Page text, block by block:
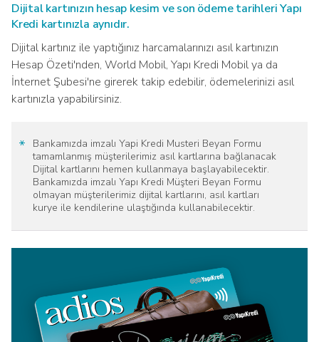
Dijital kartınızın hesap kesim ve son ödeme tarihleri Yapı
Kredi kartınızla aynıdır.
Dijital kartınız ile yaptığınız harcamalarınızı asıl kartınızın
Hesap Özeti'nden, World Mobil, Yapı Kredi Mobil ya da
İnternet Şubesi'ne girerek takip edebilir, ödemelerinizi asıl
kartınızla yapabilirsiniz.
Bankamızda imzalı Yapi Kredi Musteri Beyan Formu
tamamlanmış müşterilerimiz asıl kartlarına bağlanacak
Dijital kartlarını hemen kullanmaya başlayabilecektir.
Bankamızda imzalı Yapı Kredi Müşteri Beyan Formu
olmayan müşterilerimiz dijital kartlarını, asıl kartları
kurye ile kendilerine ulaştığında kullanabilecektir.
*